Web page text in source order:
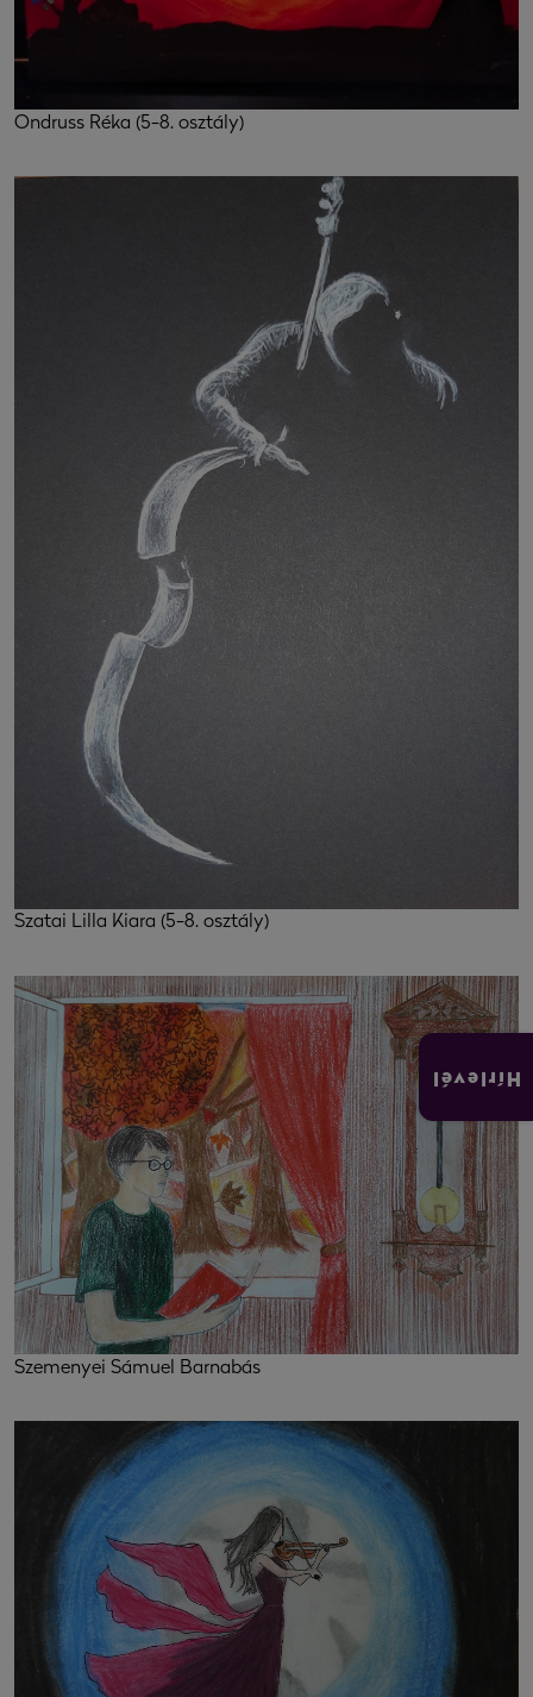
Ondruss Réka (5-8. osztály)
Szatai Lilla Kiara (5-8. osztály)
Szemenyei Sámuel Barnabás
Hírlevél